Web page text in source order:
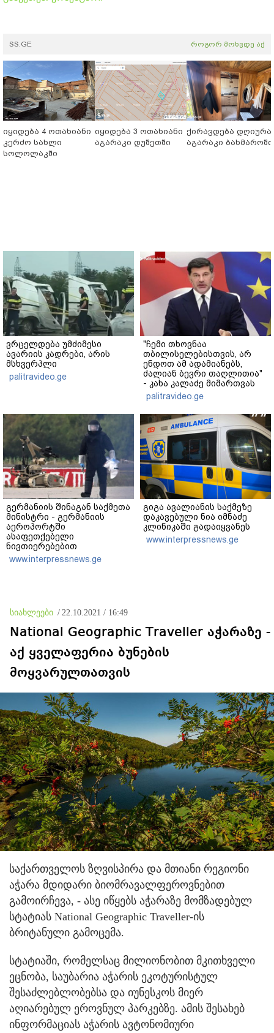
SS.GE როგორ მოხვდე აქ
იყიდება 4 ოთახიანი
კერძო სახლი
სოლოლაკში
იყიდება 3 ოთახიანი
აგარაკი დუშეთში
ქირავდება
აგარაკი ბახმაროში
ვრცელდება უმძიმესი
ავარიის კადრები, არის
მსხვერპლი
palitravideo.ge
"ჩემი თხოვნაა
თბილისელებისთვის, არ
ენდოთ ამ ადამიანებს,
ძალიან ბევრი თაღლითია"
- კახა კალაძე მიმართვას
ავრცელებს
palitravideo.ge
გერმანიის შინაგან საქმეთა
მინისტრი - გერმანიის
აეროპორტში
ასაფეთქებელი
ნივთიერებებით
დატვირთული დრონის
აღმოჩენა საფრთხის ახალ
www.interpressnews.ge
გიგა ავალიანის საქმეზე
დაკავებული ნია იმნაძე
კლინიკაში გადაიყვანეს
www.interpressnews.ge
სიახლეები / 22.10.2021 / 16:49
National Geographic Traveller აჭარაზე -
აქ ყველაფერია ბუნების
მოყვარულთათვის
საქართველოს ზღვისპირა და მთიანი რეგიონი
აჭარა მდიდარი ბიომრავალფეროვნებით
გამოირჩევა, - ასე იწყებს აჭარაზე მომზადებულ
სტატიას National Geographic Traveller-ის
ბრიტანული გამოცემა.
სტატიაში, რომელსაც მილიონობით მკითხველი
ეცნობა, საუბარია აჭარის ეკოტურისტულ
შესაძლებლობებსა და იუნესკოს მიერ
აღიარებულ ეროვნულ პარკებზე. ამის შესახებ
ინფორმაციას აჭარის ავტონომიური